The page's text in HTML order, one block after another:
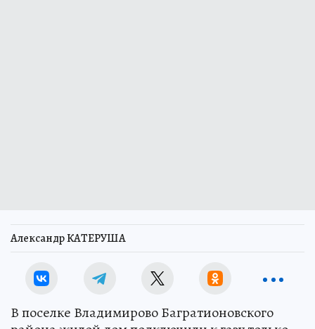
прокуратуры
Повезло нескольким жителям поселка
Владимирово